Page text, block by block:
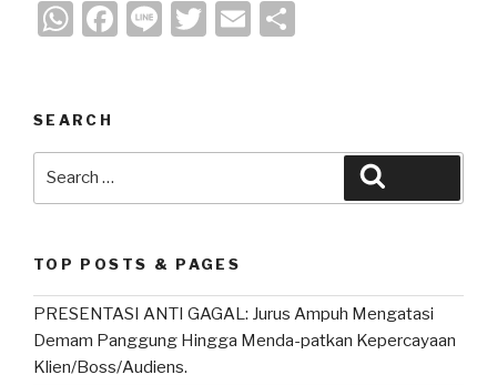
W
s
A
p
F
b
o
k
Li
T
E
SEARCH
TOP POSTS & PAGES
PRESENTASI ANTI GAGAL: Jurus Ampuh Mengatasi
Demam Panggung Hingga Menda-patkan Kepercayaan
Klien/Boss/Audiens.